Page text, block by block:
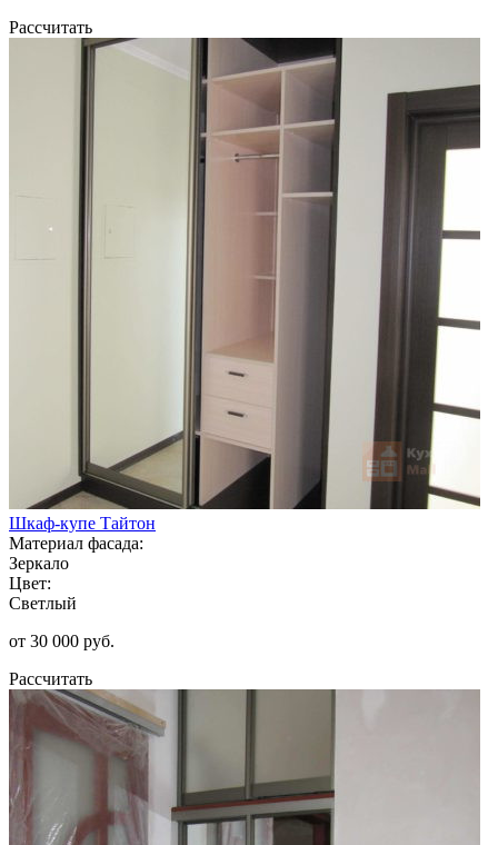
Рассчитать
Шкаф-купе Тайтон
Материал фасада:
Зеркало
Цвет:
Светлый
от 30 000 руб.
Рассчитать